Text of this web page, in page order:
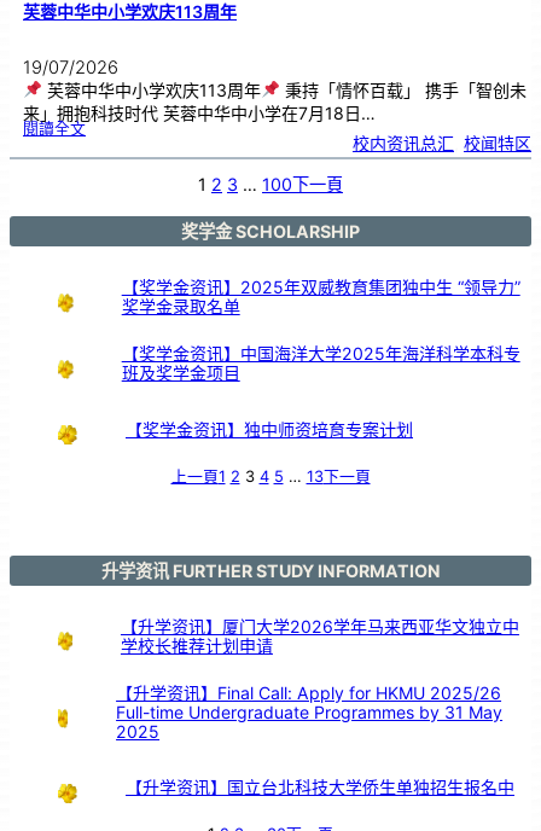
芙蓉中华中小学欢庆113周年
19/07/2026
芙蓉中华中小学欢庆113周年
秉持「情怀百载」 携手「智创未
来」拥抱科技时代 芙蓉中华中小学在7月18日…
閱讀全文:芙
中
华
1
1
年
校内资讯总汇 校闻特区
1 2 3 … 100下一頁
奖学金 SCHOLARSHIP
【奖学金资讯】2025年双威教育集团独中生 “领导力”
奖学金录取名单
【奖学金资讯】中国海洋大学2025年海洋科学本科专
班及奖学金项目
【奖学金资讯】独中师资培育专案计划
上一頁1 2 3 4 5 … 13下一頁
升学资讯 FURTHER STUDY INFORMATION
【升学资讯】厦门大学2026学年马来西亚华文独立中
学校长推荐计划申请
【升学资讯】Final Call: Apply for HKMU 2025/26
Full-time Undergraduate Programmes by 31 May
2025
【升学资讯】国立台北科技大学侨生单独招生报名中